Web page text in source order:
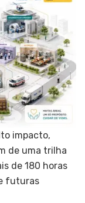
impacto,
de uma trilha
de 180 horas
futuras